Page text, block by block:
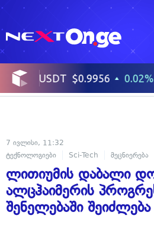
7 ივლისი, 11:32
ტექნოლოგიები
Sci-Tech მეცნიერება
ლითიუმის დაბალი
ალცჰაიმერის
შენელებაში